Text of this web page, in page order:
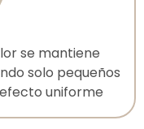
se mantiene
solo pequeños
uniforme